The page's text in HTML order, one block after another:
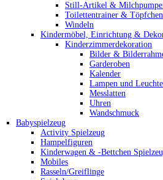
Still-Artikel &
Toilettentrainer & Töpfchen
Windeln
Kindermöbel, Einrichtung &
Kinderzimmerdekoration
Bilder &
Garderoben
Kalender
Lampen und
Messlatten
Uhren
Wandschmuck
Babyspielzeug
Activity Spielzeug
Hampelfiguren
Kinderwagen & -Bettchen
Mobiles
Rasseln/Greiflinge